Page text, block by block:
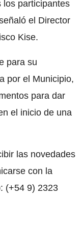
los participantes
el Director
Kise.
para su
por el Municipio,
para dar
el inicio de una
las novedades
con la
(+54 9) 2323